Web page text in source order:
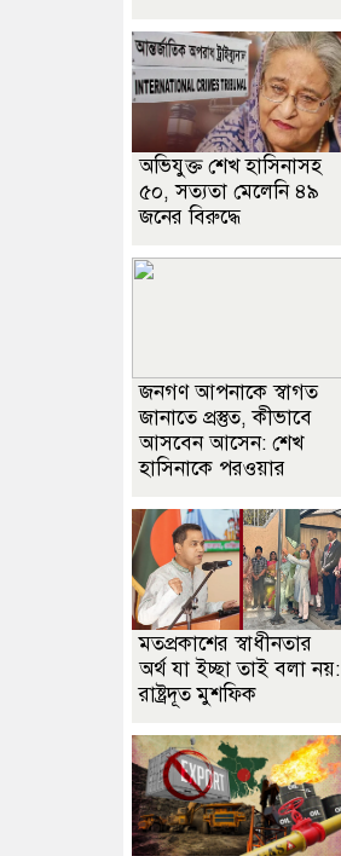
অভিযুক্ত শেখ হাসিনাসহ
৫০, সত্যতা মেলেনি ৪৯
জনের বিরুদ্ধে
জনগণ আপনাকে স্বাগত
জানাতে প্রস্তুত, কীভাবে
আসবেন আসেন: শেখ
হাসিনাকে পরওয়ার
মতপ্রকাশের স্বাধীনতার
অর্থ যা ইচ্ছা তাই বলা নয়:
রাষ্ট্রদূত মুশফিক